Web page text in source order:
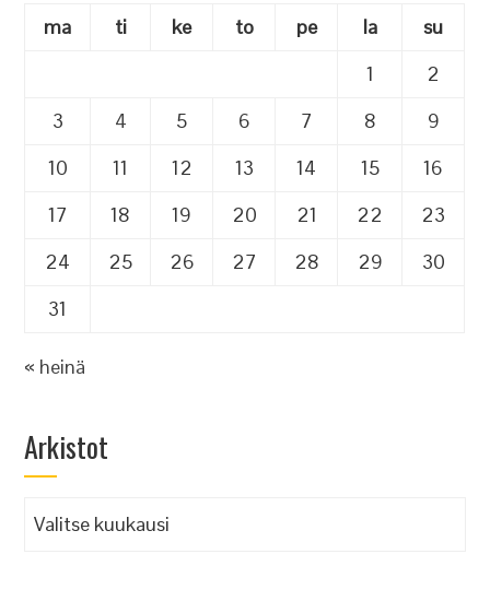
ma
ti ke to pe la
su
1
2
3
4 5 6 7 8
9
10
11 12 13 14 15
16
17
18 19 20 21 22
23
24
25 26 27 28 29
30
31
« heinä
Arkistot
Arkistot